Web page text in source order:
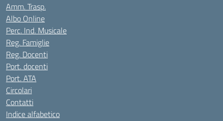
Amm. Trasp.
Albo Online
Perc. Ind. Musicale
Reg. Famiglie
Reg. Docenti
Port. docenti
Port. ATA
Circolari
Contatti
Indice alfabetico